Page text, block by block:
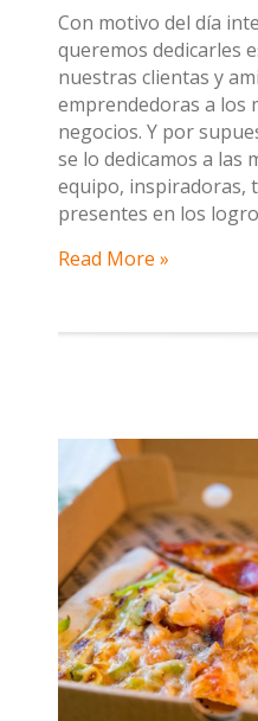
Con motivo del día
queremos dedicarles
nuestras clientas y
emprendedoras a los
negocios. Y por
se lo dedicamos a las
equipo, inspiradoras,
presentes en los
Read More »